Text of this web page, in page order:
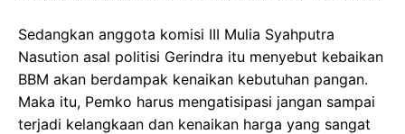
Sedangkan anggota komisi III Mulia Syahputra
Nasution asal politisi Gerindra itu menyebut kebaikan
BBM akan berdampak kenaikan kebutuhan pangan.
Maka itu, Pemko harus mengatisipasi jangan sampai
terjadi kelangkaan dan kenaikan harga yang sangat